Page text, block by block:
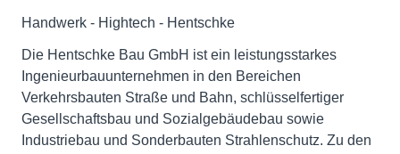
Handwerk - Hightech - Hentschke
Die Hentschke Bau GmbH ist ein leistungsstarkes
Ingenieurbauunternehmen in den Bereichen
Verkehrsbauten Straße und Bahn, schlüsselfertiger
Gesellschaftsbau und Sozialgebäudebau sowie
Industriebau und Sonderbauten Strahlenschutz. Zu den